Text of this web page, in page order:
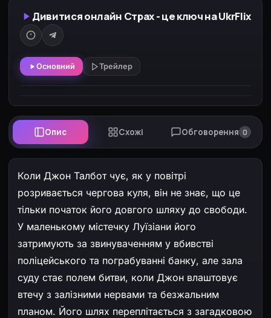
Дивитися онлайн Страх - це ключ на UkrFlix
Основний Трейлер
Опис Схожі Обговорення 0
Коли Джон Талбот чує, як у повітрі
розривається чергова куля, він не знає, що це
тільки початок його довгого шляху до свободи.
У маленькому містечку Луїзіани його
затримують за звинуваченням у вбивстві
поліцейського та пограбуванні банку, але зала
суду стає полем битви, коли Джон влаштовує
втечу з залізними нервами та безжальним
планом. Його шлях переплітається з загадковою